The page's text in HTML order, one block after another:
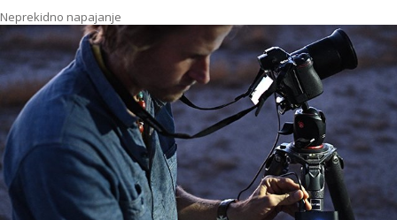
Neprekidno napajanje